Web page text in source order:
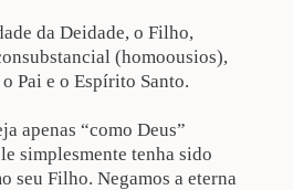
da Deidade, o Filho,
(homoousios),
Pai e o Espírito Santo.
apenas “como Deus”
simplesmente tenha sido
seu Filho. Negamos a eterna